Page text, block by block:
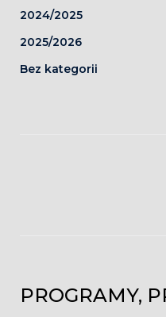
2024/2025
2025/2026
Bez kategorii
PROGRAMY,